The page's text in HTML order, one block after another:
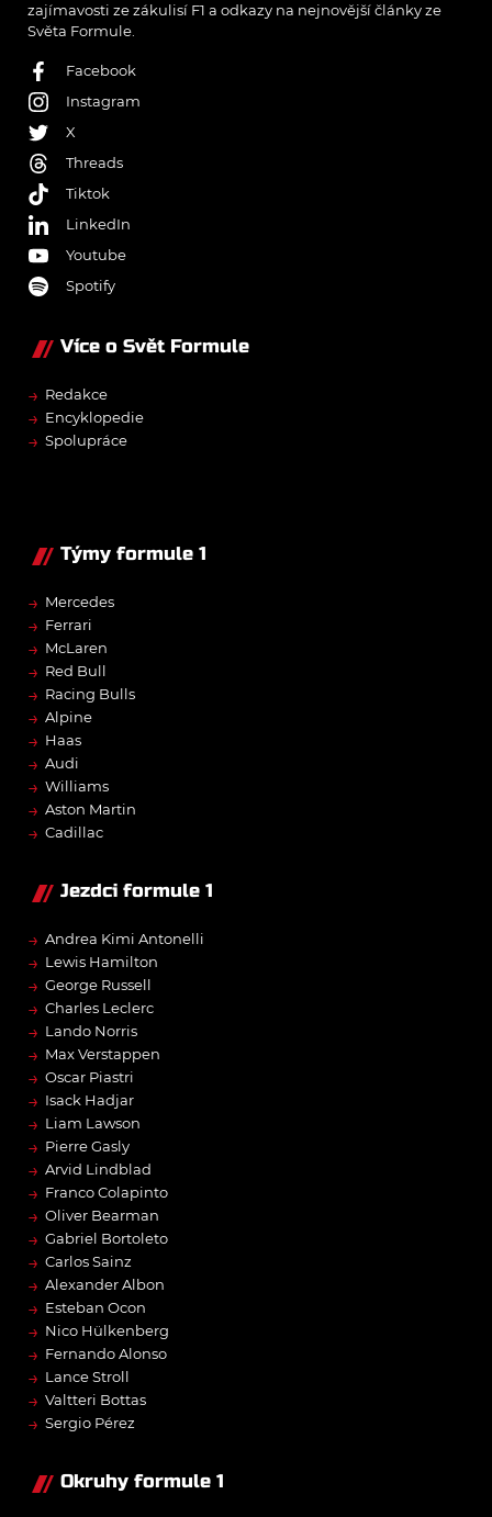
zajímavosti ze zákulisí F1 a odkazy na nejnovější články ze
Světa Formule.
Facebook
Instagram
X
Threads
Tiktok
LinkedIn
Youtube
Spotify
Více o Svět Formule
→ Redakce
→ Encyklopedie
→ Spolupráce
Týmy formule 1
→ Mercedes
→ Ferrari
→ McLaren
→ Red Bull
→ Racing Bulls
→ Alpine
→ Haas
→ Audi
→ Williams
→ Aston Martin
→ Cadillac
Jezdci formule 1
→ Andrea Kimi Antonelli
→ Lewis Hamilton
→ George Russell
→ Charles Leclerc
→ Lando Norris
→ Max Verstappen
→ Oscar Piastri
→ Isack Hadjar
→ Liam Lawson
→ Pierre Gasly
→ Arvid Lindblad
→ Franco Colapinto
→ Oliver Bearman
→ Gabriel Bortoleto
→ Carlos Sainz
→ Alexander Albon
→ Esteban Ocon
→ Nico Hülkenberg
→ Fernando Alonso
→ Lance Stroll
→ Valtteri Bottas
→ Sergio Pérez
Okruhy formule 1